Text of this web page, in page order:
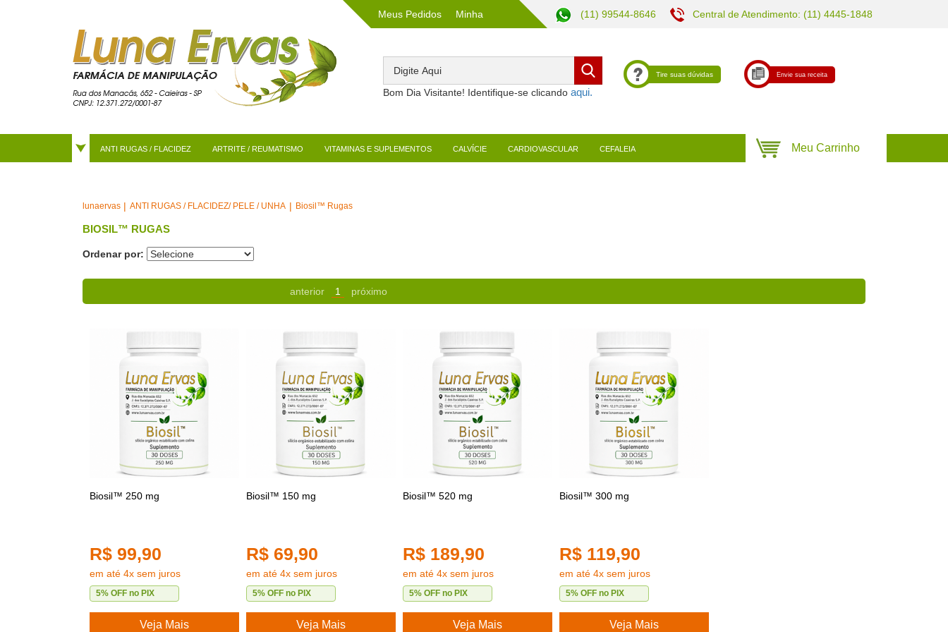
Meus Pedidos Minha (11) 99544-8646 Central de Atendimento: (11) 4445-1848
Bom Dia Visitante! Identifique-se clicando
Tire suas dúvidas Envie sua receita
ANTI RUGAS / FLACIDEZ ARTRITE / REUMATISMO VITAMINAS E SUPLEMENTOS CALVÍCIE CARDIOVASCULAR CEFALEIA
lunaervas ANTI RUGAS / FLACIDEZ/ PELE / UNHA Biosil™ Rugas
BIOSIL™ RUGAS
Ordenar por:
anterior 1 próximo
Biosil™ 250 mg
R$ 99,90
em até 4x sem juros
5% OFF no PIX
Veja Mais
Biosil™ 150 mg
R$ 69,90
em até 4x sem juros
5% OFF no PIX
Veja Mais
Biosil™ 520 mg
R$ 189,90
em até 4x sem juros
5% OFF no PIX
Veja Mais
Biosil™ 300 mg
R$ 119,90
em até 4x sem juros
5% OFF no PIX
Veja Mais